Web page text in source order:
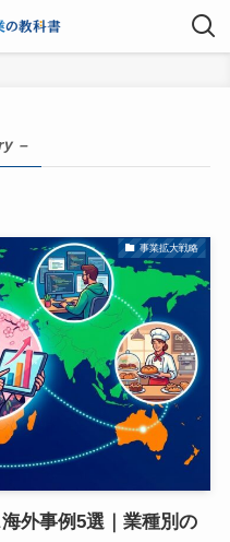
–
事業拡大戦略
外事例5選｜業種別の